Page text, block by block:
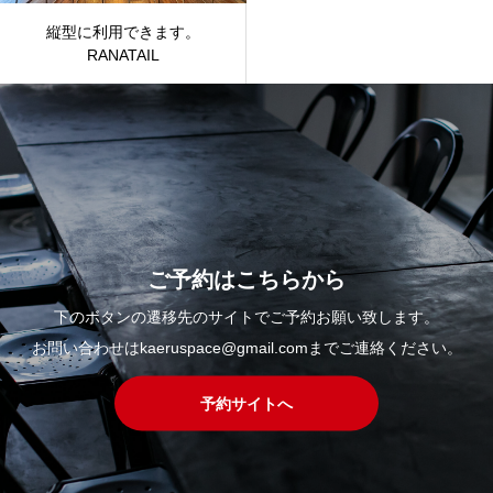
縦型に利用できます。
RANATAIL
ご予約はこちらから
下のボタンの遷移先のサイトでご予約お願い致します。
お問い合わせはkaeruspace@gmail.comまでご連絡ください。
予約サイトへ